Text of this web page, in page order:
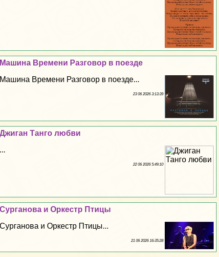
Машина Времени Разговор в поезде
Машина Времени Разговор в поезде...
23 06 2026 3:13:39
Джиган Танго любви
...
22 06 2026 5:49:10
Сурганова и Оркестр Птицы
Сурганова и Оркестр Птицы...
21 06 2026 16:35:28